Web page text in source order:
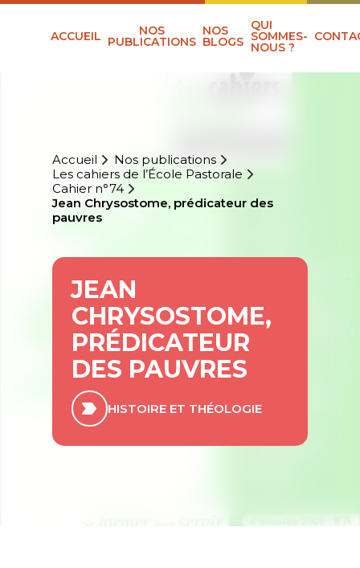
ACCUEIL NOS
PUBLICATIONS
NOS
BLOGS
QUI
SOMMES-
NOUS ?
Accueil
Nos publications
Les cahiers de l’École Pastorale
Cahier n°74
Jean Chrysostome, prédicateur des
pauvres
JEAN
CHRYSOSTOME,
PRÉDICATEUR
DES PAUVRES
HISTOIRE ET THÉOLOGIE